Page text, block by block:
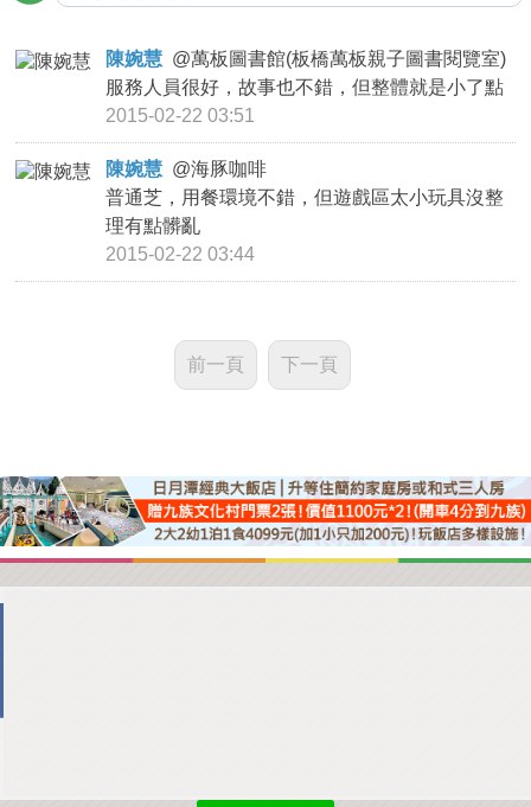
聯絡我們
APP下載
陳婉慧 @萬板圖書館(板橋萬板親子圖書閱覽室)
服務人員很好，故事也不錯，但整體就是小了點
2015-02-22 03:51
陳婉慧 @海豚咖啡
普通芝，用餐環境不錯，但遊戲區太小玩具沒整
理有點髒亂
2015-02-22 03:44
前一頁 下一頁